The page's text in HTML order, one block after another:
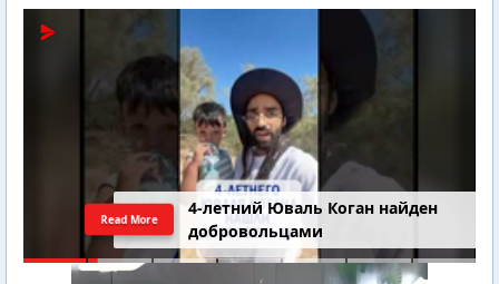
4-летний Юваль Коган найден
добровольцами
Read More